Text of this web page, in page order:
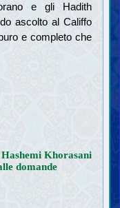
e gli Hadith
ascolto al Califfo
e completo che
Khorasani
domande